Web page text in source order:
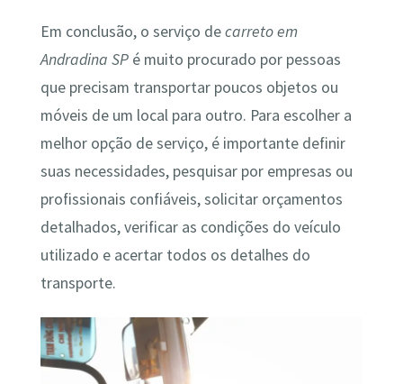
Em conclusão, o serviço decarreto em
Andradina SPé muito procurado por pessoas
que precisam transportar poucos objetos ou
móveis de um local para outro. Para escolher a
melhor opção de serviço, é importante definir
suas necessidades, pesquisar por empresas ou
profissionais confiáveis, solicitar orçamentos
detalhados, verificar as condições do veículo
utilizado e acertar todos os detalhes do
transporte.